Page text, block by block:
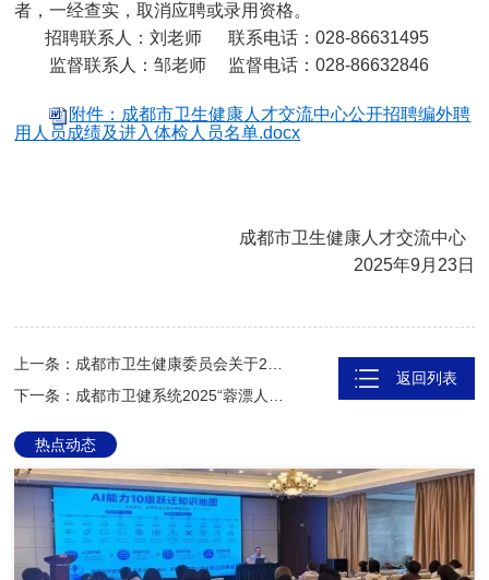
者，一经查实，取消应聘或录用资格。
招聘联系人：刘老师 联系电话：028-86631495
监督联系人：邹老师 监督电话：028-86632846
附件：成都市卫生健康人才交流中心公开招聘编外聘
用人员成绩及进入体检人员名单.docx
成都市卫生健康人才交流中心
2025年9月23日
返回列表
热点动态